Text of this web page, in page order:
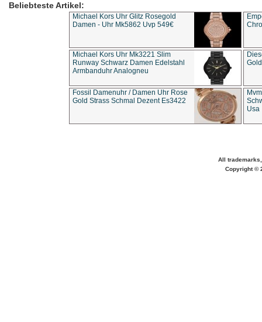
Beliebteste Artikel:
Michael Kors Uhr Glitz Rosegold
Damen - Uhr Mk5862 Uvp 549€
Michael Kors Uhr Mk3221 Slim
Runway Schwarz Damen Edelstahl
Armbanduhr Analogneu
Fossil Damenuhr / Damen Uhr Rose
Gold Strass Schmal Dezent Es3422
Usa
All
Copyright ©